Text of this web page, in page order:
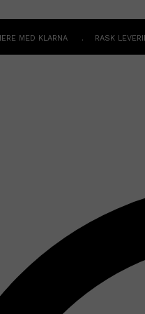
MED KLARNA . RASK